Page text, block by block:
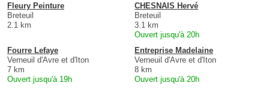
Fleury Peinture
Breteuil
2.1 km
CHESNAIS Hervé
Breteuil
3.1 km
Ouvert jusqu'à 20h
Fourre Lefaye
Verneuil d'Avre et d'Iton
7 km
Ouvert jusqu'à 19h
Entreprise Madelaine
Verneuil d'Avre et d'Iton
8 km
Ouvert jusqu'à 20h